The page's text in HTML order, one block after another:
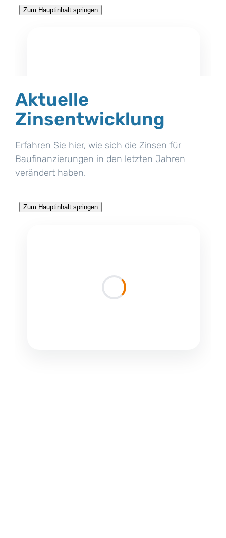
Aktuelle
Zinsentwicklung
Erfahren Sie hier, wie sich die Zinsen für
Baufinanzierungen in den letzten Jahren
verändert haben.